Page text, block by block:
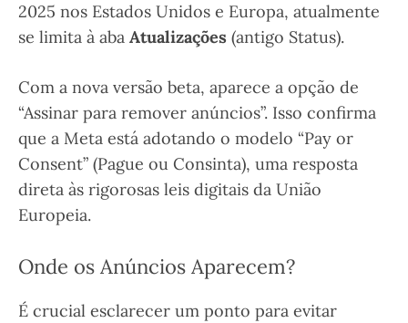
2025 nos Estados Unidos e Europa, atualmente
se limita à aba Atualizações (antigo Status).
Com a nova versão beta, aparece a opção de
“Assinar para remover anúncios”. Isso confirma
que a Meta está adotando o modelo “Pay or
Consent” (Pague ou Consinta), uma resposta
direta às rigorosas leis digitais da União
Europeia.
Onde os Anúncios Aparecem?
É crucial esclarecer um ponto para evitar